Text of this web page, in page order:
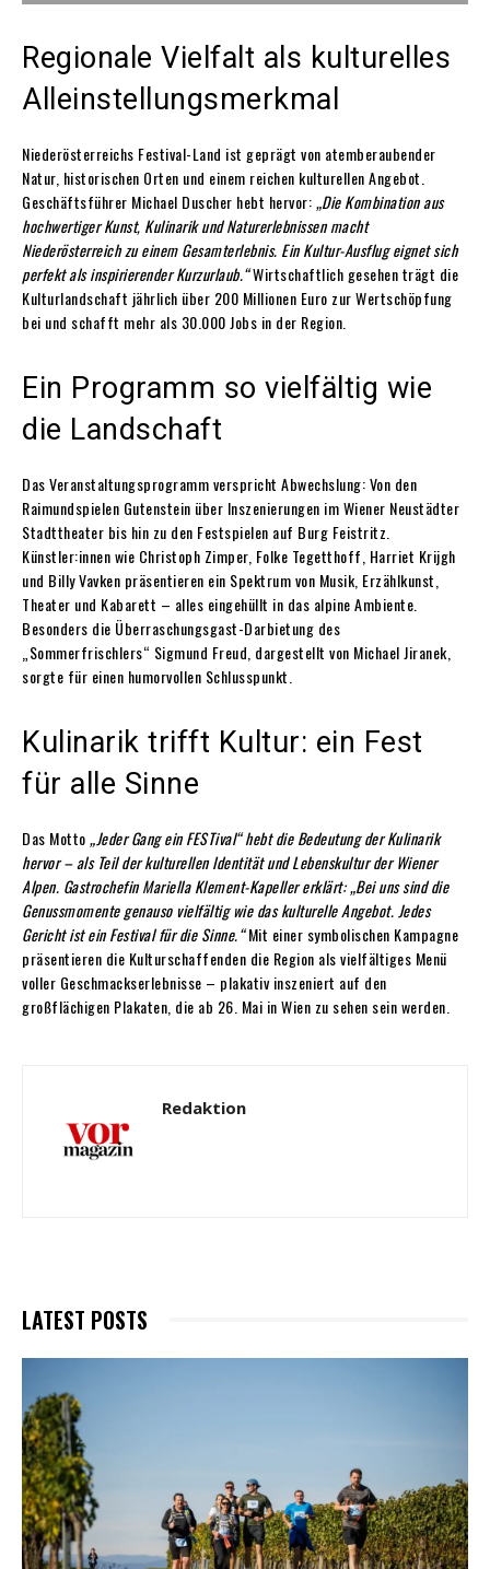
Regionale Vielfalt als kulturelles
Alleinstellungsmerkmal
Niederösterreichs Festival-Land ist geprägt von atemberaubender
Natur, historischen Orten und einem reichen kulturellen Angebot.
Geschäftsführer Michael Duscher hebt hervor:„Die Kombination aus
hochwertiger Kunst, Kulinarik und Naturerlebnissen macht
Niederösterreich zu einem Gesamterlebnis. Ein Kultur-Ausflug eignet sich
perfekt als inspirierender Kurzurlaub.“Wirtschaftlich gesehen trägt die
Kulturlandschaft jährlich über 200 Millionen Euro zur Wertschöpfung
bei und schafft mehr als 30.000 Jobs in der Region.
Ein Programm so vielfältig wie
die Landschaft
Das Veranstaltungsprogramm verspricht Abwechslung: Von den
Raimundspielen Gutenstein über Inszenierungen im Wiener Neustädter
Stadttheater bis hin zu den Festspielen auf Burg Feistritz.
Künstler:innen wie Christoph Zimper, Folke Tegetthoff, Harriet Krijgh
und Billy Vavken präsentieren ein Spektrum von Musik, Erzählkunst,
Theater und Kabarett – alles eingehüllt in das alpine Ambiente.
Besonders die Überraschungsgast-Darbietung des
„Sommerfrischlers“ Sigmund Freud, dargestellt von Michael Jiranek,
sorgte für einen humorvollen Schlusspunkt.
Kulinarik trifft Kultur: ein Fest
für alle Sinne
Das Motto„Jeder Gang ein FESTival“ hebt die Bedeutung der Kulinarik
hervor – als Teil der kulturellen Identität und Lebenskultur der Wiener
Alpen. Gastrochefin Mariella Klement-Kapeller erklärt: „Bei uns sind die
Genussmomente genauso vielfältig wie das kulturelle Angebot. Jedes
Gericht ist ein Festival für die Sinne.“Mit einer symbolischen Kampagne
präsentieren die Kulturschaffenden die Region als vielfältiges Menü
voller Geschmackserlebnisse – plakativ inszeniert auf den
großflächigen Plakaten, die ab 26. Mai in Wien zu sehen sein werden.
Redaktion
LATEST POSTS